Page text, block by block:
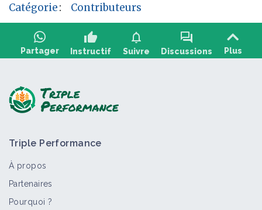
Catégorie: Contributeurs
Partager
thumb_up
Instructif
notifications
Suivre
forum
Discussions Plus
Triple Performance
À propos
Partenaires
Pourquoi ?